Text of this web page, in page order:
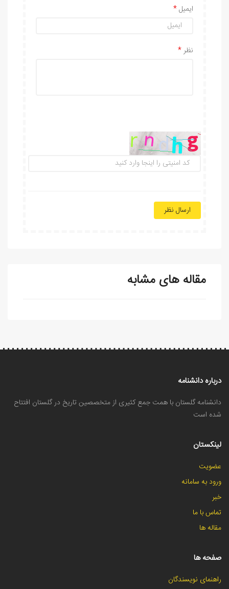
ایمیل
نظر
ارسال نظر
مقاله های مشابه
درباره دانشنامه
دانشنامه گلستان با همت جمع کثیری از متخصصین تاریخ در گلستان افتتاح
شده است
لینکستان
عضویت
ورود به سامانه
خبر
تماس با ما
مقاله ها
صفحه ها
راهنمای نویسندگان